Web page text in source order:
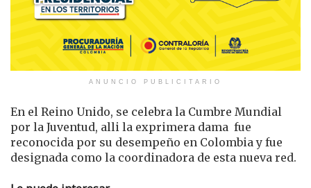
ANUNCIO PUBLICITARIO
En el Reino Unido, se celebra la Cumbre Mundial
por la Juventud, alli la exprimera dama fue
reconocida por su desempeño en Colombia y fue
designada como la coordinadora de esta nueva red.